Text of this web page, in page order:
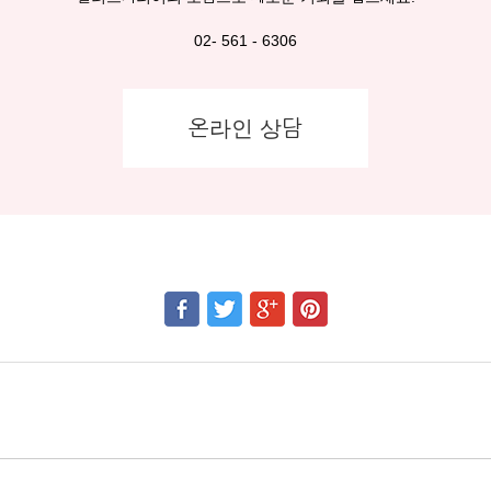
02- 561 - 6306
온라인 상담